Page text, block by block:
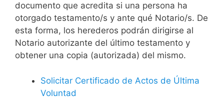
documento que acredita si una persona ha
otorgado testamento/s y ante qué Notario/s. De
esta forma, los herederos podrán dirigirse al
Notario autorizante del último testamento y
obtener una copia (autorizada) del mismo.
Solicitar Certificado de Actos de Última
Voluntad